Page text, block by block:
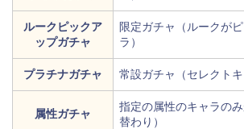
ルークピックア
ップガチャ
限定ガチャ（ルークが
ラ）
プラチナガチャ 常設ガチャ（セレクトキ
属性ガチャ
指定の属性のキャラの
替わり）